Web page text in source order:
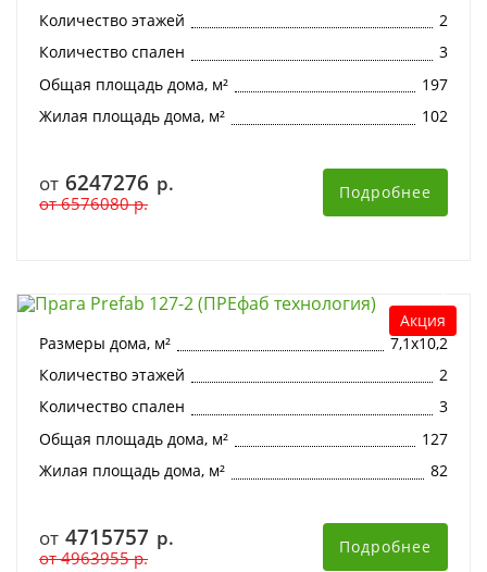
Количество этажей
2
Количество спален
3
Общая площадь дома, м²
197
Жилая площадь дома, м²
102
от 6247276 р.
от6576080р.
Подробнее
Акция
Размеры дома, м²
7,1х10,2
Количество этажей
2
Количество спален
3
Общая площадь дома, м²
127
Жилая площадь дома, м²
82
от 4715757 р.
от4963955р.
Подробнее